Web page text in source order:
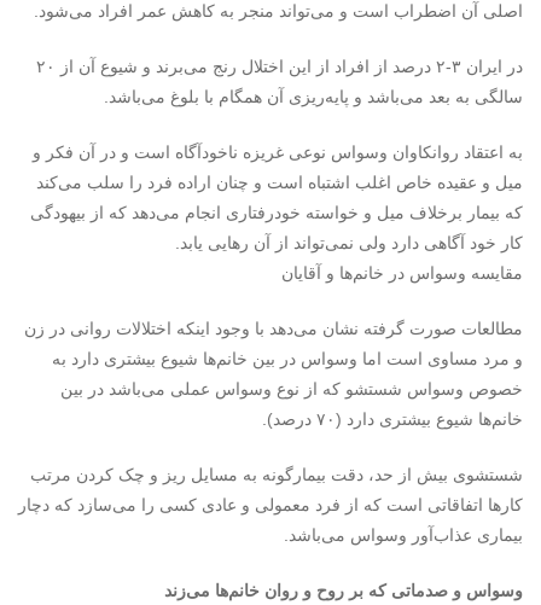
اصلی آن اضطراب است و می‌تواند منجر به کاهش عمر افراد می‌شود.
در ایران ۳-۲ درصد از افراد از این اختلال رنج می‌برند و شیوع آن از ۲۰
سالگی به بعد می‌باشد و پایه‌ریزی آن همگام با بلوغ می‌باشد.
به اعتقاد روانکاوان وسواس نوعی غریزه ناخودآگاه است و در آن فکر و
میل و عقیده خاص اغلب اشتباه است و چنان اراده فرد را سلب می‌کند
که بیمار برخلاف میل و خواسته خودرفتاری انجام می‌دهد که از بیهودگی
کار خود آگاهی دارد ولی نمی‌تواند از آن رهایی یابد.
مقایسه وسواس در خانم‌ها و آقایان
مطالعات صورت گرفته نشان می‌دهد با وجود اینکه اختلالات روانی در زن
و مرد مساوی است اما وسواس در بین خانم‌ها شیوع بیشتری دارد به
خصوص وسواس شستشو که از نوع وسواس عملی می‌باشد در بین
خانم‌ها شیوع بیشتری دارد (۷۰ درصد).
شستشوی بیش از حد، دقت بیمارگونه به مسایل ریز و چک کردن مرتب
کارها اتفاقاتی است که از فرد معمولی و عادی کسی را می‌سازد که دچار
بیماری عذاب‌آور وسواس می‌باشد.
وسواس و صدماتی که بر روح و روان خانم‌ها می‌زند